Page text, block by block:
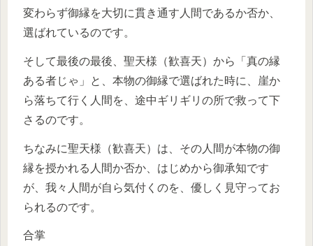
変わらず御縁を大切に貫き通す人間であるか否か、
選ばれているのです。
そして最後の最後、聖天様（歓喜天）から「真の縁
ある者じゃ」と、本物の御縁で選ばれた時に、崖か
ら落ちて行く人間を、途中ギリギリの所で救って下
さるのです。
ちなみに聖天様（歓喜天）は、その人間が本物の御
縁を授かれる人間か否か、はじめから御承知です
が、我々人間が自ら気付くのを、優しく見守ってお
られるのです。
合掌